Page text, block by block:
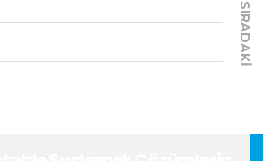
SIRADAKI